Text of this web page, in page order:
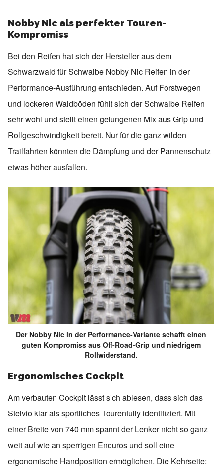
Nobby Nic als perfekter Touren-
Kompromiss
Bei den Reifen hat sich der Hersteller aus dem
Schwarzwald für Schwalbe Nobby Nic Reifen in der
Performance-Ausführung entschieden. Auf Forstwegen
und lockeren Waldböden fühlt sich der Schwalbe Reifen
sehr wohl und stellt einen gelungenen Mix aus Grip und
Rollgeschwindigkeit bereit. Nur für die ganz wilden
Trailfahrten könnten die Dämpfung und der Pannenschutz
etwas höher ausfallen.
Der Nobby Nic in der Performance-Variante schafft einen
guten Kompromiss aus Off-Road-Grip und niedrigem
Rollwiderstand.
Ergonomisches Cockpit
Am verbauten Cockpit lässt sich ablesen, dass sich das
Stelvio klar als sportliches Tourenfully identifiziert. Mit
einer Breite von 740 mm spannt der Lenker nicht so ganz
weit auf wie an sperrigen Enduros und soll eine
ergonomische Handposition ermöglichen. Die Kehrseite: